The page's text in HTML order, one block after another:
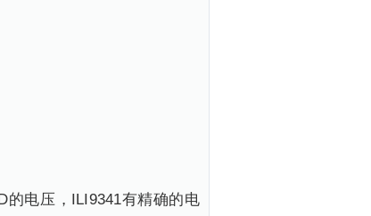
的电压，ILI9341有精确的电